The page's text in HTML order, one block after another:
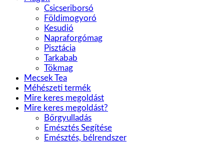
Csicseriborsó
Földimogyoró
Kesudió
Napraforgómag
Pisztácia
Tarkabab
Tökmag
Mecsek Tea
Méhészeti termék
Mire keres megoldást
Mire keres megoldást?
Bőrgyulladás
Emésztés Segítése
Emésztés, bélrendszer